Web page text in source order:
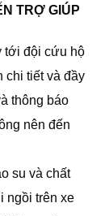
TRỢ GIÚP
tới đội cứu hộ
chi tiết và đầy
thông báo
nên đến
su và chất
ngồi trên xe